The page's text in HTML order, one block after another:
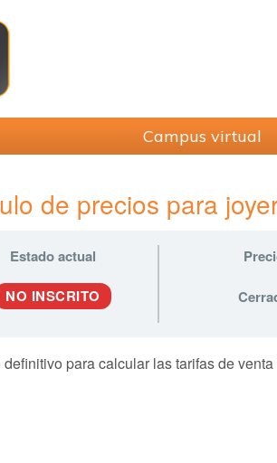
Campus virtual
de precios para
Estado actual
NO INSCRITO
definitivo para calcular las tarifas de